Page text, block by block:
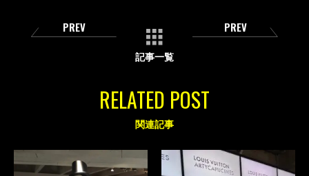
PREV
記事一覧
PREV
RELATED POST
関連記事